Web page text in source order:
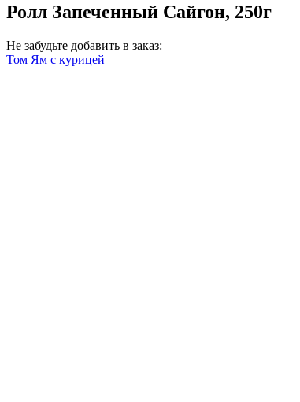
Ролл Запеченный Сайгон, 250г
Не забудьте добавить в заказ:
Том Ям с курицей